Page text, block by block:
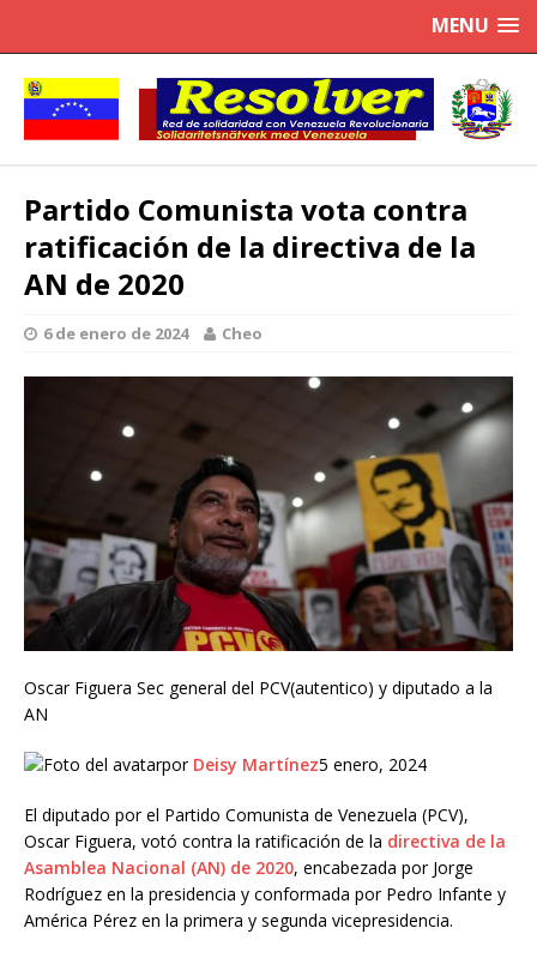
MENU
Partido Comunista vota contra
ratificación de la directiva de la
AN de 2020
6 de enero de 2024 Cheo
Oscar Figuera Sec general del PCV(autentico) y diputado a la
AN
por Deisy Martínez5 enero, 2024
El diputado por el Partido Comunista de Venezuela (PCV),
Oscar Figuera, votó contra la ratificación de la directiva de la
Asamblea Nacional (AN) de 2020, encabezada por Jorge
Rodríguez en la presidencia y conformada por Pedro Infante y
América Pérez en la primera y segunda vicepresidencia.